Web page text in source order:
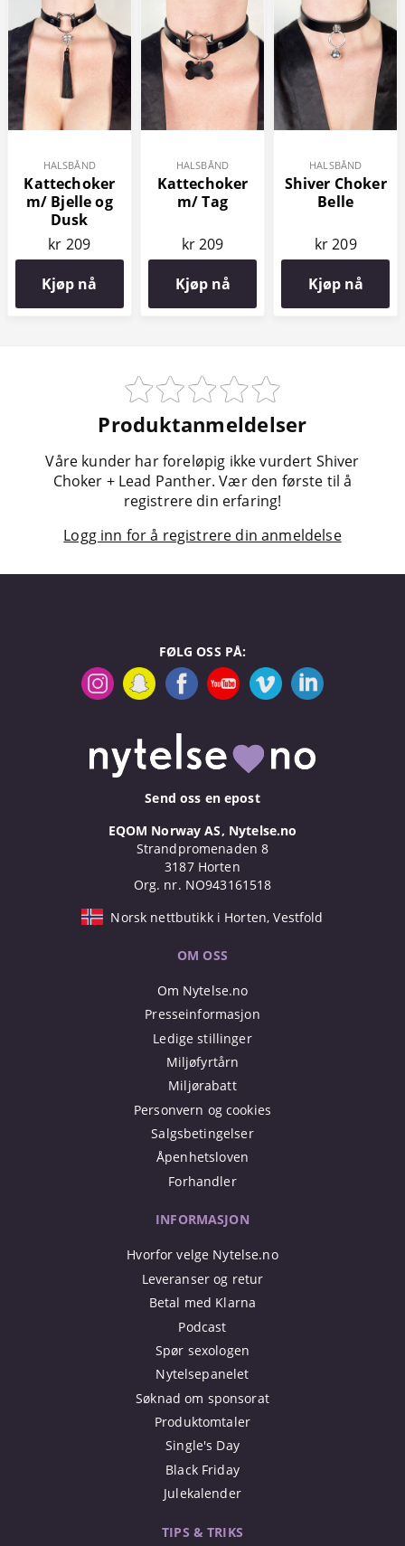
HALSBÅND
Kattechoker
m/ Bjelle og
Dusk
kr 209
Kjøp nå
HALSBÅND
Kattechoker
m/ Tag
kr 209
Kjøp nå
HALSBÅND
Shiver Choker
Belle
kr 209
Kjøp nå
Produktanmeldelser
Våre kunder har foreløpig ikke vurdert Shiver
Choker + Lead Panther. Vær den første til å
registrere din erfaring!
Logg inn for å registrere din anmeldelse
FØLG OSS PÅ:
Send oss en epost
EQOM Norway AS, Nytelse.no
Strandpromenaden 8
3187 Horten
Org. nr. NO943161518
Norsk nettbutikk i Horten, Vestfold
OM OSS
Om Nytelse.no
Presseinformasjon
Ledige stillinger
Miljøfyrtårn
Miljørabatt
Personvern og cookies
Salgsbetingelser
Åpenhetsloven
Forhandler
INFORMASJON
Hvorfor velge Nytelse.no
Leveranser og retur
Betal med Klarna
Podcast
Spør sexologen
Nytelsepanelet
Søknad om sponsorat
Produktomtaler
Single's Day
Black Friday
Julekalender
TIPS & TRIKS